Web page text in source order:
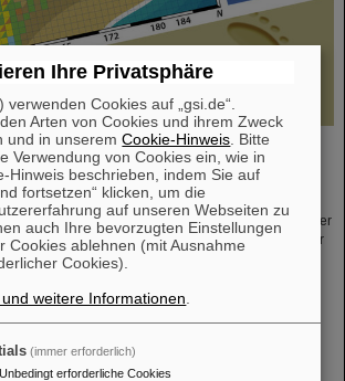
wurden sechs neue chemische Elemente
der Elemente, das Symbol der Chemie
Diese neuen Elemente haben hohe
zu 118 und sind deutlich schwerer als Uran, das
Ordnungszahl (92), das in größeren Mengen auf der
Fragen auf, unter anderem wie viele weitere dieser
noch auf ihre Entdeckung warten, wo – wenn
Quantenelektrodynamik in extremen
Ihre Privatsphäre
verwenden Cookies auf „gsi.de“.
Arten von Cookies und ihrem Zweck
und in unseremCookie-Hinweis . Bitte
Verwendung von Cookies ein, wie in
Hinweis beschrieben, indem Sie auf
fortsetzen“ klicken, um die
auf unseren Webseiten zu
auch Ihre bevorzugten Einstellungen
Cookies ablehnen (mit Ausnahme
Cookies).
weitere Informationen
(immer erforderlich)
Unbedingt erforderliche Cookies